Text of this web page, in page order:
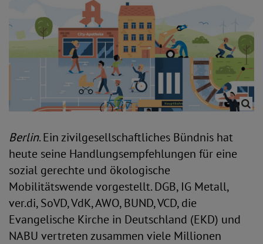
Berlin. Ein zivilgesellschaftliches Bündnis hat
heute seine Handlungsempfehlungen für eine
sozial gerechte und ökologische
Mobilitätswende vorgestellt. DGB, IG Metall,
ver.di, SoVD, VdK, AWO, BUND, VCD, die
Evangelische Kirche in Deutschland (EKD) und
NABU vertreten zusammen viele Millionen